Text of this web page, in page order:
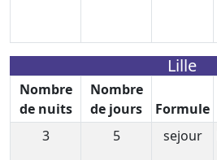
Lille
Nombre
de nuits
Nombre
de jours
Formule
3
5 sejour